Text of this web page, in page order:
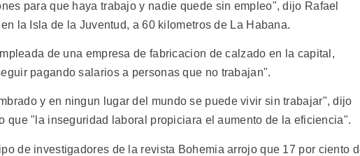
para que haya trabajo y nadie quede sin empleo", dijo Rafael
la Isla de la Juventud, a 60 kilometros de La Habana.
de una empresa de fabricacion de calzado en la capital,
pagando salarios a personas que no trabajan".
y en ningun lugar del mundo se puede vivir sin trabajar", dijo
que "la inseguridad laboral propiciara el aumento de la eficiencia".
de investigadores de la revista Bohemia arrojo que 17 por ciento